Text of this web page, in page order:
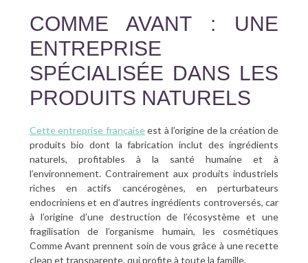
COMME AVANT : UNE
ENTREPRISE
SPÉCIALISÉE DANS LES
PRODUITS NATURELS
Cette entreprise françaiseest à l’origine de la création de
produits bio dont la fabrication inclut des ingrédients
naturels, profitables à la santé humaine et à
l’environnement. Contrairement aux produits industriels
riches en actifs cancérogènes, en perturbateurs
endocriniens et en d’autres ingrédients controversés, car
à l’origine d’une destruction de l’écosystème et une
fragilisation de l’organisme humain, les cosmétiques
Comme Avant prennent soin de vous grâce à une recette
clean et transparente, qui profite à toute la famille.